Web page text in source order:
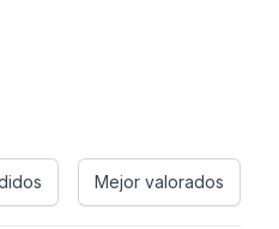
Mejor valorados